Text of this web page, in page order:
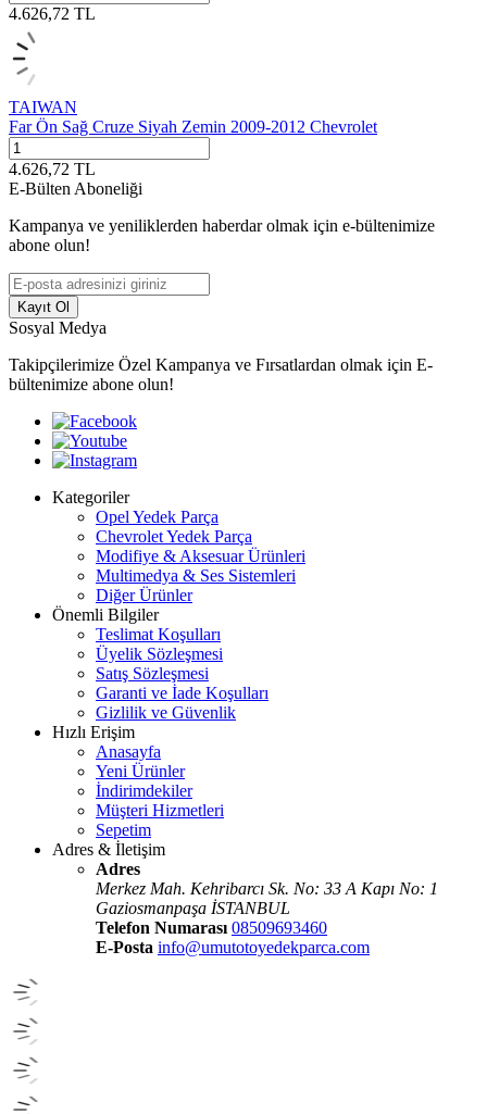
4.626,72 TL
TAIWAN
Far Ön Sağ Cruze Siyah Zemin 2009-2012 Chevrolet
4.626,72 TL
E-Bülten Aboneliği
Kampanya ve yeniliklerden haberdar olmak için e-bültenimize
abone olun!
Kayıt Ol
Sosyal Medya
Takipçilerimize Özel Kampanya ve Fırsatlardan olmak için E-
bültenimize abone olun!
Kategoriler
Opel Yedek Parça
Chevrolet Yedek Parça
Modifiye & Aksesuar Ürünleri
Multimedya & Ses Sistemleri
Diğer Ürünler
Önemli Bilgiler
Teslimat Koşulları
Üyelik Sözleşmesi
Satış Sözleşmesi
Garanti ve İade Koşulları
Gizlilik ve Güvenlik
Hızlı Erişim
Anasayfa
Yeni Ürünler
İndirimdekiler
Müşteri Hizmetleri
Sepetim
Adres & İletişim
Adres
Merkez Mah. Kehribarcı Sk. No: 33 A Kapı No: 1
Gaziosmanpaşa İSTANBUL
Telefon Numarası 08509693460
E-Posta info@umutotoyedekparca.com